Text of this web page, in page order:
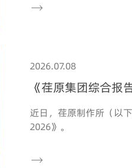

2026.07.08
《荏原集团综合报
近日，荏原制作所（以
2026》。
